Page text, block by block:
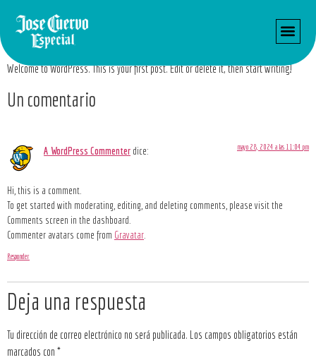
Hello world!
Welcome to WordPress. This is your first post. Edit or delete it, then start writing!
Un comentario
A WordPress Commenter dice: mayo 28, 2024 a las 11:04 pm
Hi, this is a comment.
To get started with moderating, editing, and deleting comments, please visit the
Comments screen in the dashboard.
Commenter avatars come from Gravatar
Responder
Deja una respuesta
Tu dirección de correo electrónico no será publicada. Los campos obligatorios están
marcados con *